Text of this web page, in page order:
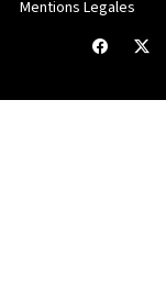
Mentions Legales